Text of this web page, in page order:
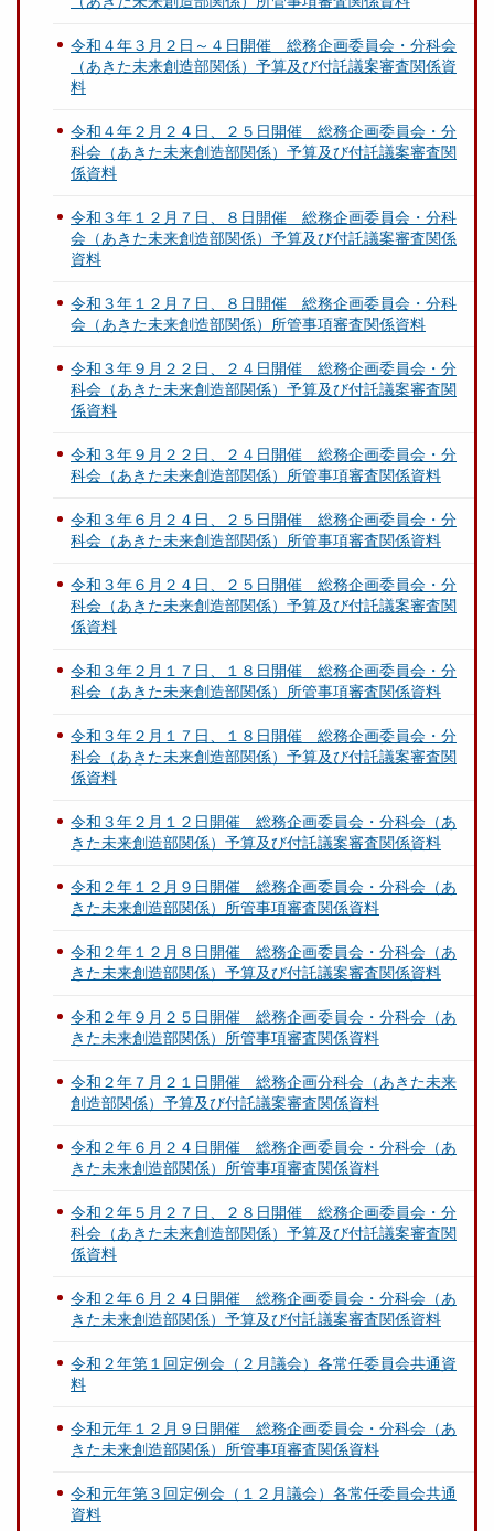
令和４年３月２日～４日開催 総務企画委員会・分科会
（あきた未来創造部関係）予算及び付託議案審査関係資
料
令和４年２月２４日、２５日開催 総務企画委員会・分
科会（あきた未来創造部関係）予算及び付託議案審査関
係資料
令和３年１２月７日、８日開催 総務企画委員会・分科
会（あきた未来創造部関係）予算及び付託議案審査関係
資料
令和３年１２月７日、８日開催 総務企画委員会・分科
会（あきた未来創造部関係）所管事項審査関係資料
令和３年９月２２日、２４日開催 総務企画委員会・分
科会（あきた未来創造部関係）予算及び付託議案審査関
係資料
令和３年９月２２日、２４日開催 総務企画委員会・分
科会（あきた未来創造部関係）所管事項審査関係資料
令和３年６月２４日、２５日開催 総務企画委員会・分
科会（あきた未来創造部関係）所管事項審査関係資料
令和３年６月２４日、２５日開催 総務企画委員会・分
科会（あきた未来創造部関係）予算及び付託議案審査関
係資料
令和３年２月１７日、１８日開催 総務企画委員会・分
科会（あきた未来創造部関係）所管事項審査関係資料
令和３年２月１７日、１８日開催 総務企画委員会・分
科会（あきた未来創造部関係）予算及び付託議案審査関
係資料
令和３年２月１２日開催 総務企画委員会・分科会（あ
きた未来創造部関係）予算及び付託議案審査関係資料
令和２年１２月９日開催 総務企画委員会・分科会（あ
きた未来創造部関係）所管事項審査関係資料
令和２年１２月８日開催 総務企画委員会・分科会（あ
きた未来創造部関係）予算及び付託議案審査関係資料
令和２年９月２５日開催 総務企画委員会・分科会（あ
きた未来創造部関係）所管事項審査関係資料
令和２年７月２１日開催 総務企画分科会（あきた未来
創造部関係）予算及び付託議案審査関係資料
令和２年６月２４日開催 総務企画委員会・分科会（あ
きた未来創造部関係）所管事項審査関係資料
令和２年５月２７日、２８日開催 総務企画委員会・分
科会（あきた未来創造部関係）予算及び付託議案審査関
係資料
令和２年６月２４日開催 総務企画委員会・分科会（あ
きた未来創造部関係）予算及び付託議案審査関係資料
令和２年第１回定例会（２月議会）各常任委員会共通資
料
令和元年１２月９日開催 総務企画委員会・分科会（あ
きた未来創造部関係）所管事項審査関係資料
令和元年第３回定例会（１２月議会）各常任委員会共通
資料